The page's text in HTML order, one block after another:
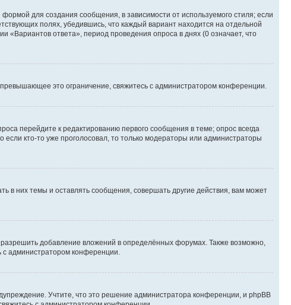
формой для создания сообщения, в зависимости от используемого стиля; если
полях, убедившись, что каждый вариант находится на отдельной
«Вариантов ответа», период проведения опроса в днях (0 означает, что
это ограничение, свяжитесь с администратором конференции.
перейдите к редактированию первого сообщения в теме; опрос всегда
кто-то уже проголосовал, то только модераторы или администраторы
в них темы и оставлять сообщения, совершать другие действия, вам может
добавление вложений в определённых форумах. Также возможно,
администратором конференции.
Учтите, что это решение администратора конференции, и phpBB